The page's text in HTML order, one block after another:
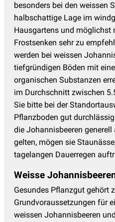
besonders bei den weissen
halbschattige Lage im
Hausgartens und möglichst
Frostsenken sehr zu
werden bei weissen
tiefgründigen Böden mit
organischen Substanzen
im Durchschnitt zwischen
Sie bitte bei der
Pflanzboden gut
die Johannisbeeren
gelten, mögen sie
tagelangen Dauerregen
Weisse
Gesundes Pflanzgut gehört
Grundvoraussetzungen für
weissen Johannisbeeren